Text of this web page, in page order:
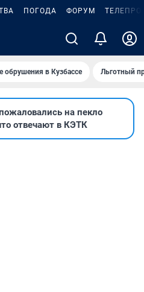
ПОГОДА ФОРУМ
обрушения в Кузбассе Льготный
на пекло
отвечают в КЭТК